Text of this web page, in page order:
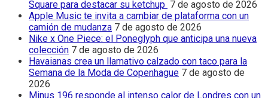
Square para destacar su ketchup 7 de agosto de 2026
Apple Music te invita a cambiar de plataforma con un
camión de mudanza 7 de agosto de 2026
Nike x One Piece: el Poneglyph que anticipa una nueva
colección 7 de agosto de 2026
Havaianas crea un llamativo calzado con taco para la
Semana de la Moda de Copenhague 7 de agosto de
2026
Minus 196 responde al intenso calor de Londres con un